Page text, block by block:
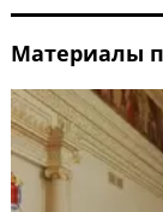
Материалы